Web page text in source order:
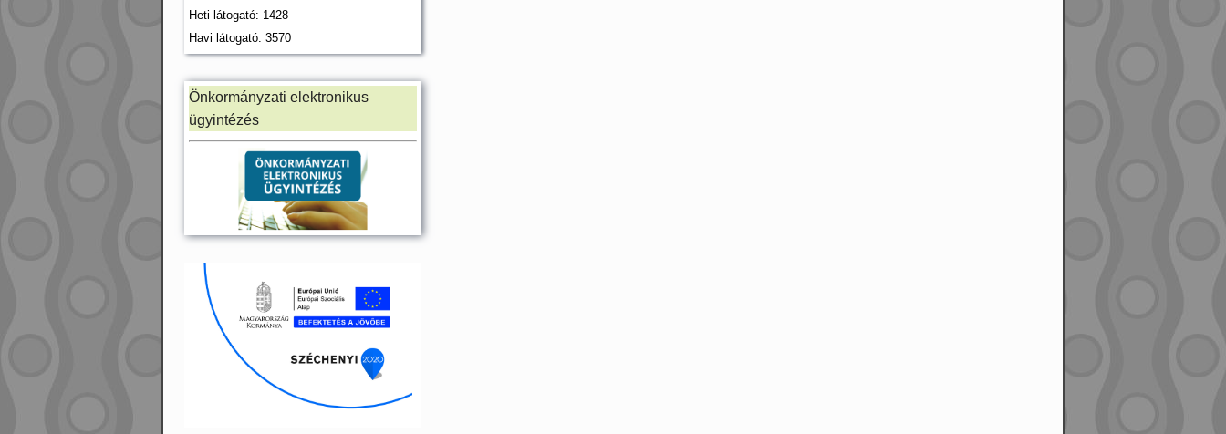
Heti látogató: 1428
Havi látogató: 3570
Önkormányzati elektronikus
ügyintézés